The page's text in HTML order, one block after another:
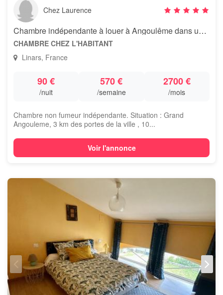
Chez Laurence
Chambre indépendante à louer à Angoulême dans un havre de paix !
CHAMBRE CHEZ L'HABITANT
Linars, France
90 €
/nuit
570 €
/semaine
2700 €
/mois
Chambre non fumeur indépendante. Situation : Grand
Angouleme, 3 km des portes de la ville , 10...
Voir l'annonce